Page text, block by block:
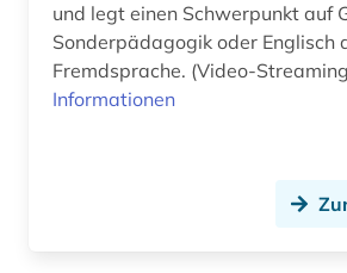
belgien (4)
belletristik (2)
und legt einen Schwerpunkt auf
Sonderpädagogik oder Englisch
Fremdsprache. (Video-
Informationen